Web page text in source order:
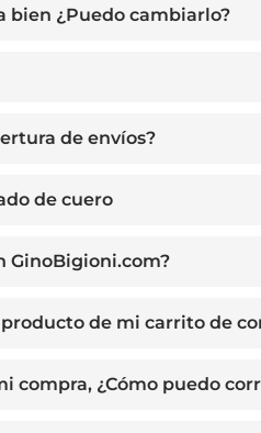
bien ¿Puedo cambiarlo?
de envíos?
de cuero
GinoBigioni.com?
de mi carrito de
compra, ¿Cómo puedo